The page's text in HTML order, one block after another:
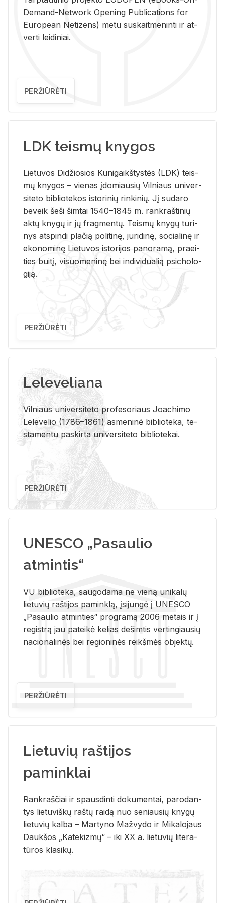
De­mand-Ne­twork Ope­ning Pub­li­ca­tions for
Eu­ro­pe­an Ne­ti­zens) metu su­skait­me­nin­ti ir at­
ver­ti lei­di­niai.
PERŽIŪRĖTI
LDK teismų knygos
Lie­tu­vos Di­džio­sios Ku­ni­gaikš­tys­tės (LDK) teis­
mų kny­gos – vie­nas įdo­miau­sių Vil­niaus uni­ver­
si­te­to bi­b­lio­te­kos is­to­ri­nių rin­ki­nių. Jį su­da­ro
be­veik šeši šim­tai 1540–1845 m. rank­raš­ti­nių
aktų kny­gų ir jų frag­men­tų. Teis­mų kny­gų tu­ri­
nys at­spin­di pla­čią po­li­ti­nę, ju­ri­di­nę, so­cia­li­nę ir
eko­no­mi­nę Lie­tu­vos is­to­ri­jos pa­no­ra­mą, pra­ei­
ties bui­tį, vi­suo­me­ni­nę bei in­di­vi­dua­lią psi­cho­lo­
gi­ją.
PERŽIŪRĖTI
Leleveliana
Vil­niaus uni­ver­si­te­to pro­fe­so­riaus Jo­a­chi­mo
Le­le­ve­lio (1786–1861) as­me­ni­nė bi­b­lio­te­ka, te­
sta­men­tu pa­skir­ta uni­ver­si­te­to bi­b­lio­te­kai.
PERŽIŪRĖTI
UNESCO „Pasaulio
atmintis“
VU biblioteka, saugodama ne vieną unikalų
lietuvių raštijos paminklą, įsijungė į UNESCO
„Pasaulio atminties“ programą 2006 metais ir į
registrą jau pateikė kelias dešimtis vertingiausių
nacionalinės bei regioninės reikšmės objektų.
PERŽIŪRĖTI
Lietuvių raštijos
paminklai
Rank­raš­čiai ir spaus­din­ti do­ku­men­tai, pa­ro­dan­
tys lie­tu­viš­kų raš­tų rai­dą nuo se­niau­sių kny­gų
lie­tu­vių kal­ba – Mar­ty­no Ma­žvy­do ir Mi­ka­lo­jaus
Dauk­šos „Ka­te­kiz­mų“ – iki XX a. lie­tu­vių li­te­ra­
tū­ros kla­si­kų.